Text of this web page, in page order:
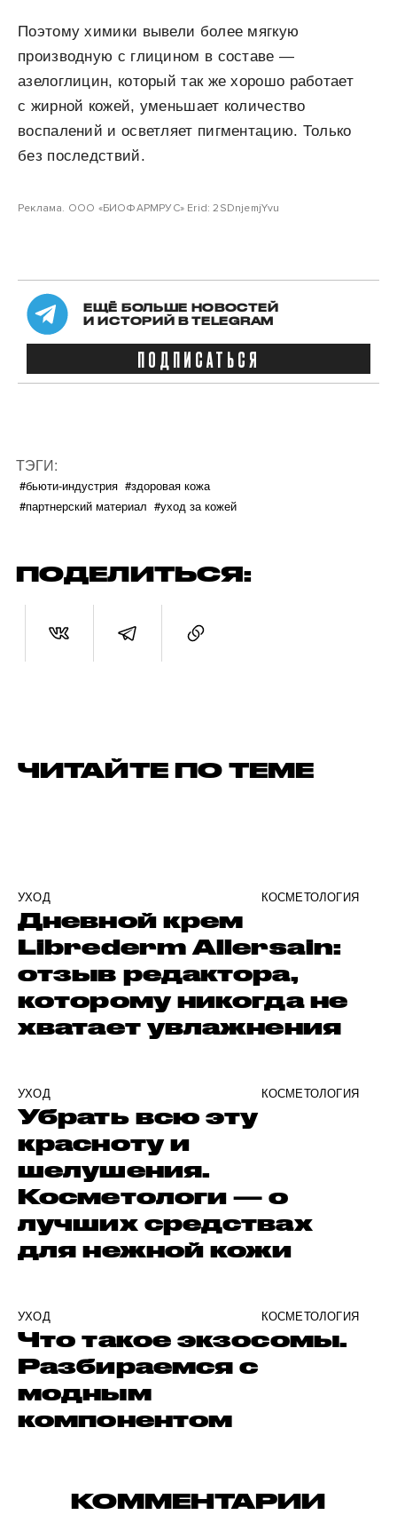
Поэтому химики вывели более мягкую
производную с глицином в составе —
азелоглицин, который так же хорошо работает
с жирной кожей, уменьшает количество
воспалений и осветляет пигментацию. Только
без последствий.
Реклама. ООО «БИОФАРМРУС» Erid: 2SDnjemjYvu
ЕЩЁ БОЛЬШЕ НОВОСТЕЙ
И ИСТОРИЙ В TELEGRAM
ПОДПИСАТЬСЯ
ТЭГИ:
#бьюти-индустрия #здоровая кожа
#партнерский материал #уход за кожей
ПОДЕЛИТЬСЯ:
ЧИТАЙТЕ ПО ТЕМЕ
УХОД КОСМЕТОЛОГИЯ
Дневной крем
Librederm Allersain:
отзыв редактора,
которому никогда не
хватает увлажнения
УХОД КОСМЕТОЛОГИЯ
Убрать всю эту
красноту и
шелушения.
Косметологи — о
лучших средствах
для нежной кожи
УХОД КОСМЕТОЛОГИЯ
Что такое экзосомы.
Разбираемся с
модным
компонентом
КОММЕНТАРИИ